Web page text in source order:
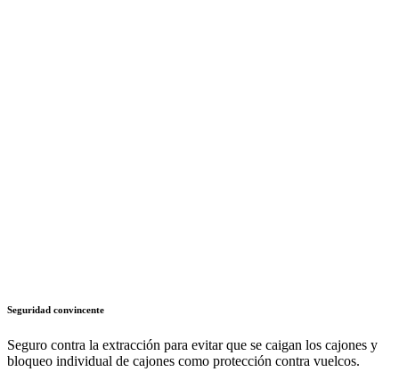
Seguridad convincente
Seguro contra la extracción para evitar que se caigan los cajones y
bloqueo individual de cajones como protección contra vuelcos.